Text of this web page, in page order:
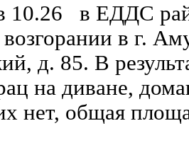
10.26 в ЕДДС
в г.
д. 85. В
на диване,
нет, общая